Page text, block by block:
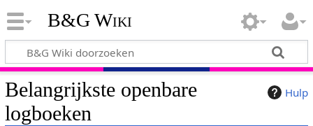
B&G Wiki
Hulp
Belangrijkste openbare
logboeken